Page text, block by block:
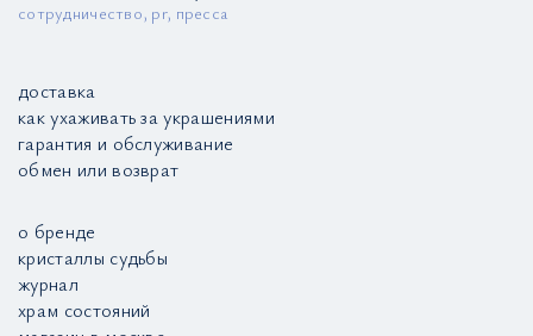
сотрудничество, pr, пресса
доставка
как ухаживать за украшениями
гарантия и обслуживание
обмен или возврат
о бренде
кристаллы судьбы
журнал
храм состояний